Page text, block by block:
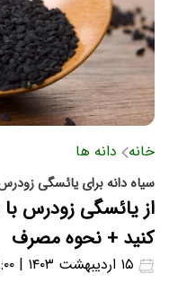
خانه دانه ها
سیاه دانه برای یائسگی
از یائسگی زودرس
کنید + نحوه مصرف